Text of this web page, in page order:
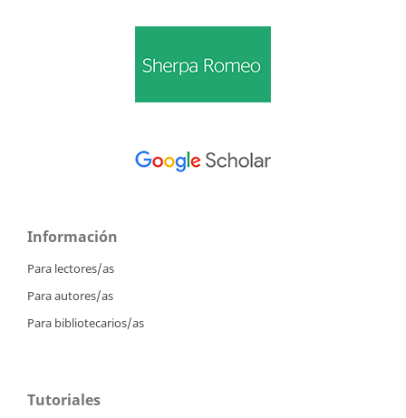
Información
Para lectores/as
Para autores/as
Para bibliotecarios/as
Tutoriales